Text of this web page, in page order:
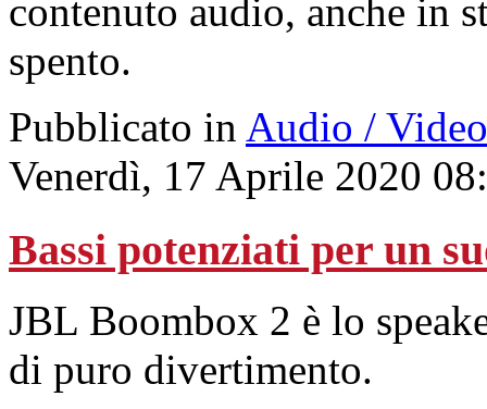
contenuto audio, anche in
spento.
Pubblicato in Audio / Video
Venerdì, 17 Aprile 2020
Bassi potenziati per un
JBL Boombox 2 è lo
di puro divertimento.